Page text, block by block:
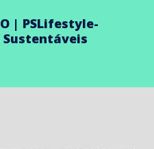
| PSLifestyle-